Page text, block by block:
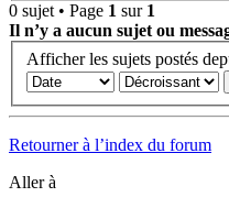
0 sujet • Page 1 sur 1
Il n’y a aucun sujet ou
Afficher les sujets postés
Retourner à l’index du forum
Aller à